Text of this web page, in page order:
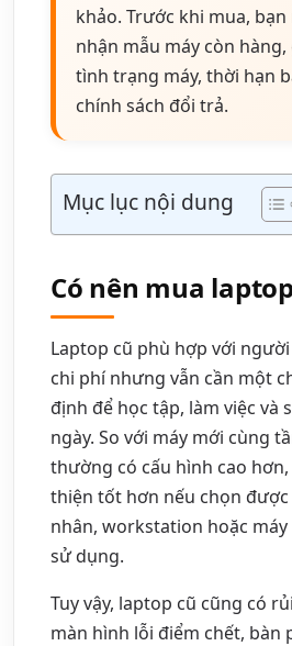
khảo. Trước khi mua, bạn
nhận mẫu máy còn hàng,
tình trạng máy, thời hạn
chính sách đổi trả.
Mục lục nội dung
Có nên mua
Laptop cũ phù hợp với
chi phí nhưng vẫn cần một
định để học tập, làm việc và
ngày. So với máy mới cùng
thường có cấu hình cao
thiện tốt hơn nếu chọn
nhân, workstation hoặc máy
sử dụng.
Tuy vậy, laptop cũ cũng có
màn hình lỗi điểm chết, bàn